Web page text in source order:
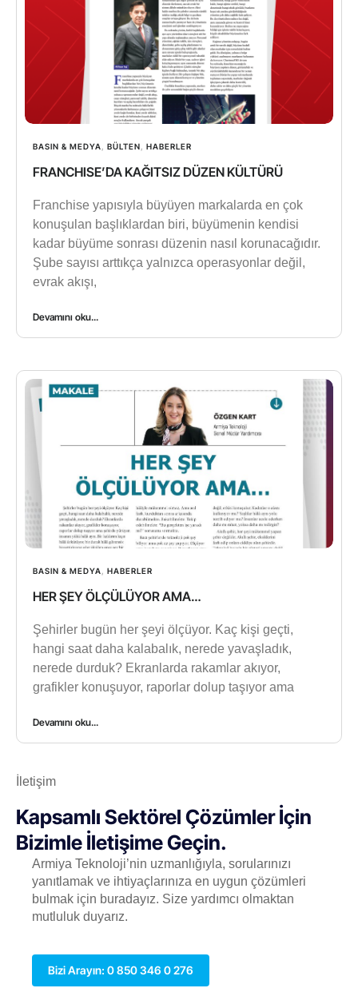
BASIN & MEDYA BÜLTEN HABERLER
FRANCHISE’DA KAĞITSIZ DÜZEN KÜLTÜRÜ
Franchise yapısıyla büyüyen markalarda en çok
konuşulan başlıklardan biri, büyümenin kendisi
kadar büyüme sonrası düzenin nasıl korunacağıdır.
Şube sayısı arttıkça yalnızca operasyonlar değil,
evrak akışı,
Devamını oku...
BASIN & MEDYA, HABERLER
HER ŞEY ÖLÇÜLÜYOR AMA…
Şehirler bugün her şeyi ölçüyor. Kaç kişi geçti,
hangi saat daha kalabalık, nerede yavaşladık,
nerede durduk? Ekranlarda rakamlar akıyor,
grafikler konuşuyor, raporlar dolup taşıyor ama
Devamını oku...
İletişim
Kapsamlı Sektörel Çözümler İçin
Bizimle İletişime Geçin.
Armiya Teknoloji’nin uzmanlığıyla, sorularınızı
yanıtlamak ve ihtiyaçlarınıza en uygun çözümleri
bulmak için buradayız. Size yardımcı olmaktan
mutluluk duyarız.
Bizi Arayın: 0 850 346 0 276